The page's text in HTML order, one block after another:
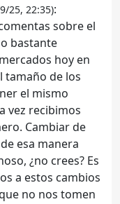
25, 22:35):
sobre el
bastante
hoy en
tamaño de los
el mismo
vez recibimos
Cambiar de
esa manera
¿no crees? Es
a estos cambios
no nos tomen